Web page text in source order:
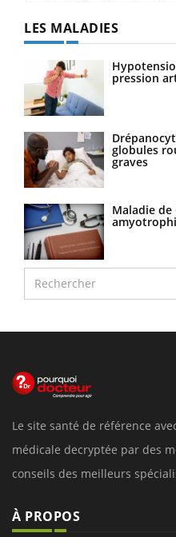
LES MALADIES
pression
globules
graves
Maladie de
Le site santé de référence
médicale decryptée par des
conseils des meilleurs
À PROPOS